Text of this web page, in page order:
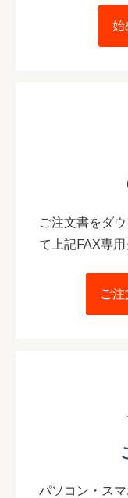
始
ご注文書をダ
て上記FAX専
ご
パソコン・ス